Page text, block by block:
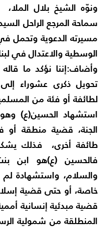
ونوّه الشيخ بلال الملا،
سماحة المرجع الراحل
مسيرته الدعوية وتحمل
الوسطية والاعتدال في
وأضاف:إننا نؤكد ما
تحويل ذكرى عشوراء إلى
لطائفة أو فئة من
استشهاد الحسين(ع)
الجنة، قضية منطقة أو
طائفة أخرى، فذلك
فالحسين (ع)هو ابن
والسلام، واستشهادة
خاصة، أو حتى قضية
قضية مبدئية إنسانية
المنطلقة من شمولية